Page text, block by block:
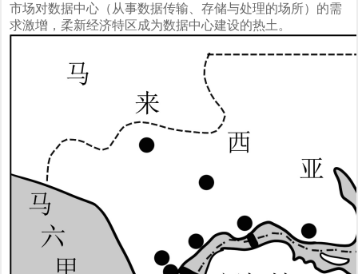
市场对数据中心（从事数据传输、存储与处理的场所）的需
求激增，柔新经济特区成为数据中心建设的热土。